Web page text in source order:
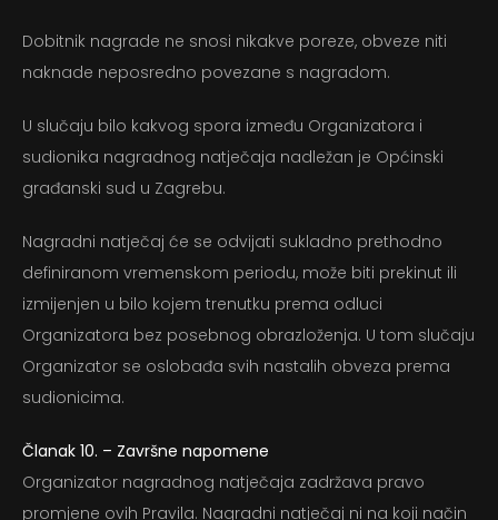
Dobitnik nagrade ne snosi nikakve poreze, obveze niti
naknade neposredno povezane s nagradom.
U slučaju bilo kakvog spora između Organizatora i
sudionika nagradnog natječaja nadležan je Općinski
građanski sud u Zagrebu.
Nagradni natječaj će se odvijati sukladno prethodno
definiranom vremenskom periodu, može biti prekinut ili
izmijenjen u bilo kojem trenutku prema odluci
Organizatora bez posebnog obrazloženja. U tom slučaju
Organizator se oslobađa svih nastalih obveza prema
sudionicima.
Članak 10. – Završne napomene
Organizator nagradnog natječaja zadržava pravo
promjene ovih Pravila. Nagradni natječaj ni na koji način